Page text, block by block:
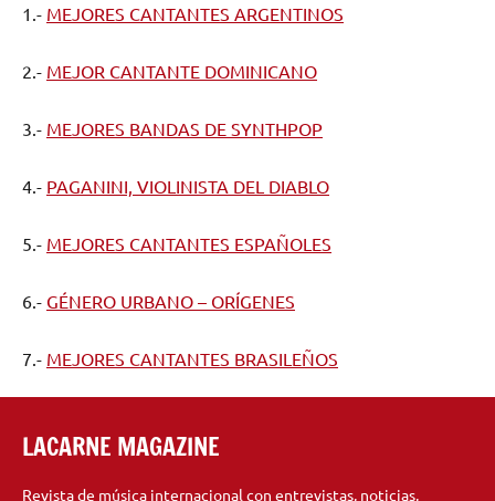
1.- MEJORES CANTANTES ARGENTINOS
2.- MEJOR CANTANTE DOMINICANO
3.- MEJORES BANDAS DE SYNTHPOP
4.- PAGANINI, VIOLINISTA DEL DIABLO
5.- MEJORES CANTANTES ESPAÑOLES
6.- GÉNERO URBANO – ORÍGENES
7.- MEJORES CANTANTES BRASILEÑOS
LACARNE MAGAZINE
Revista de música internacional con entrevistas, noticias,